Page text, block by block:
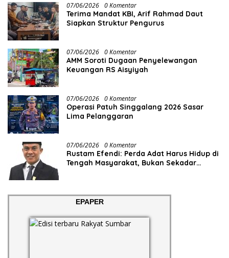
07/06/2026 0 Komentar
Terima Mandat KBI, Arif Rahmad Daut
Siapkan Struktur Pengurus
07/06/2026 0 Komentar
AMM Soroti Dugaan Penyelewangan
Keuangan RS Aisyiyah
07/06/2026 0 Komentar
Operasi Patuh Singgalang 2026 Sasar
Lima Pelanggaran
07/06/2026 0 Komentar
Rustam Efendi: Perda Adat Harus Hidup di
Tengah Masyarakat, Bukan Sekadar
EPAPER